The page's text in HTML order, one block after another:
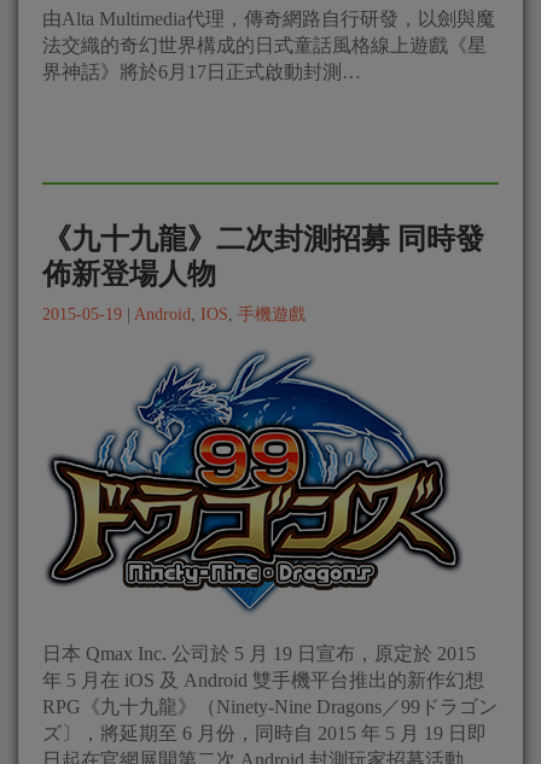
由Alta Multimedia代理，傳奇網路自行研發，以劍與魔
法交織的奇幻世界構成的日式童話風格線上遊戲《‪‎星
界神話‬》將於6月17日正式啟動封測…
《九十九龍》二次封測招募 同時發
佈新登場人物
2015-05-19 | Android IOS 手機遊戲
日本 Qmax Inc. 公司於 5 月 19 日宣布，原定於 2015
年 5 月在 iOS 及 Android 雙手機平台推出的新作幻想
RPG《九十九龍》（Ninety-Nine Dragons／99ドラゴン
ズ〕，將延期至 6 月份，同時自 2015 年 5 月 19 日即